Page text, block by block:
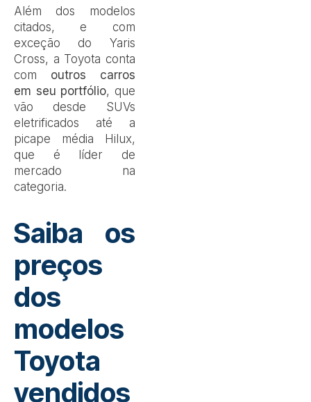
Além dos modelos
citados, e com
exceção do Yaris
Cross, a Toyota conta
com outros carros
em seu portfólio, que
vão desde SUVs
eletrificados até a
picape média Hilux,
que é líder de
mercado na
categoria.
Saiba os
preços
dos
modelos
Toyota
vendidos